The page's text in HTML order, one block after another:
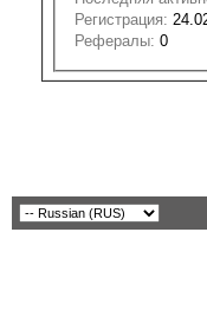
Регистрация:
Рефералы: 0